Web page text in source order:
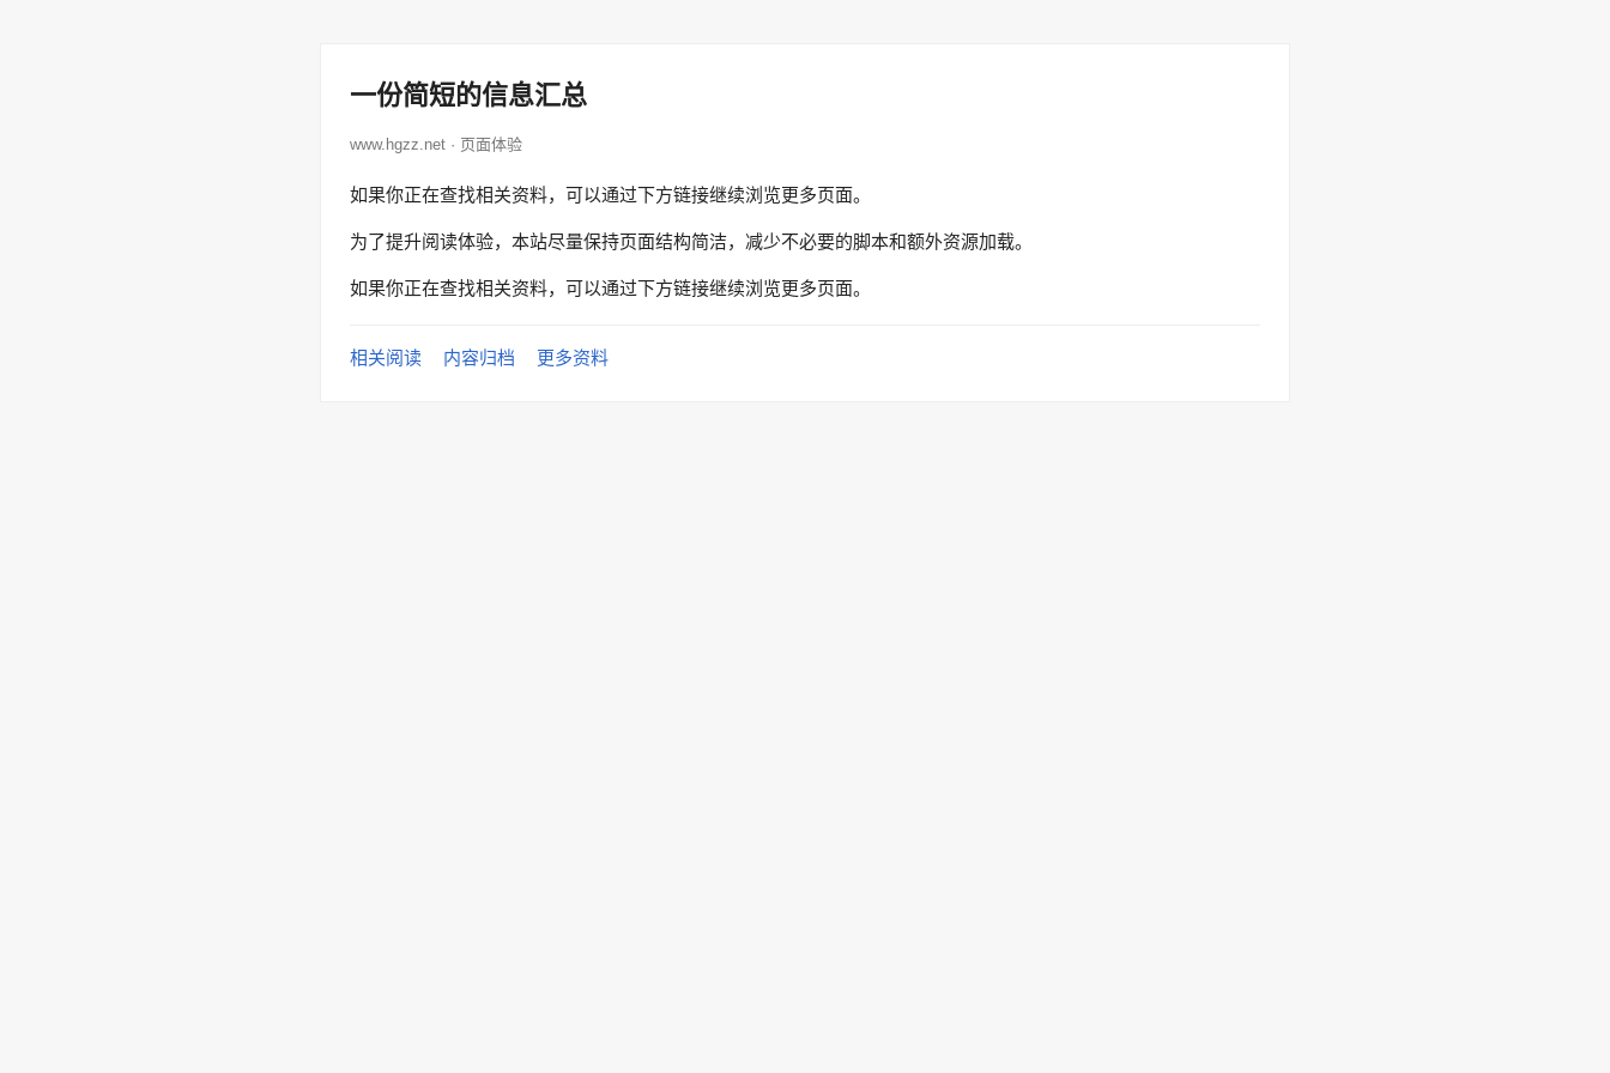
一份简短的信息汇总
www.hgzz.net · 页面体验
如果你正在查找相关资料，可以通过下方链接继续浏览更多页面。
为了提升阅读体验，本站尽量保持页面结构简洁，减少不必要的脚本和额外资源加载。
如果你正在查找相关资料，可以通过下方链接继续浏览更多页面。
相关阅读 内容归档 更多资料